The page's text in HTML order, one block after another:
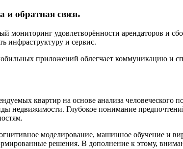
и обратная связь
мониторинг удовлетворённости арендаторов и
инфраструктуру и сервис.
приложений облегчает коммуникацию и
квартир на основе анализа
недвижимости. Глубокое понимание
моделирование, машинное обучение и
решения. В дополнение к этому,